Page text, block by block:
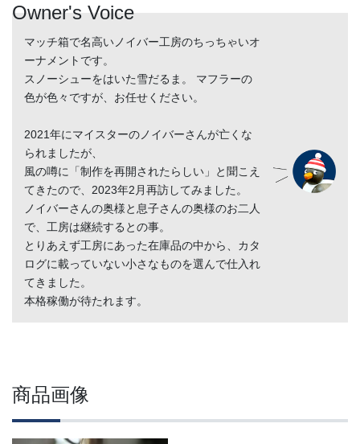
Owner's Voice
マッチ箱で名高いノイバー工房のちっちゃいオ
ーナメントです。
スノーシューをはいた雪だるま。 マフラーの
色が色々ですが、お任せください。
2021年にマイスターのノイバーさんが亡くな
られましたが、
風の噂に「制作を再開されたらしい」と聞こえ
てきたので、2023年2月再訪してみました。
ノイバーさんの奥様と息子さんの奥様のお二人
で、工房は継続するとの事。
とりあえず工房にあった在庫品の中から、カタ
ログに載っていない小さなものを選んで仕入れ
てきました。
本格稼働が待たれます。
商品画像